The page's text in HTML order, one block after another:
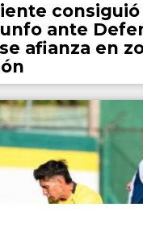
consiguió
ante
afianza en